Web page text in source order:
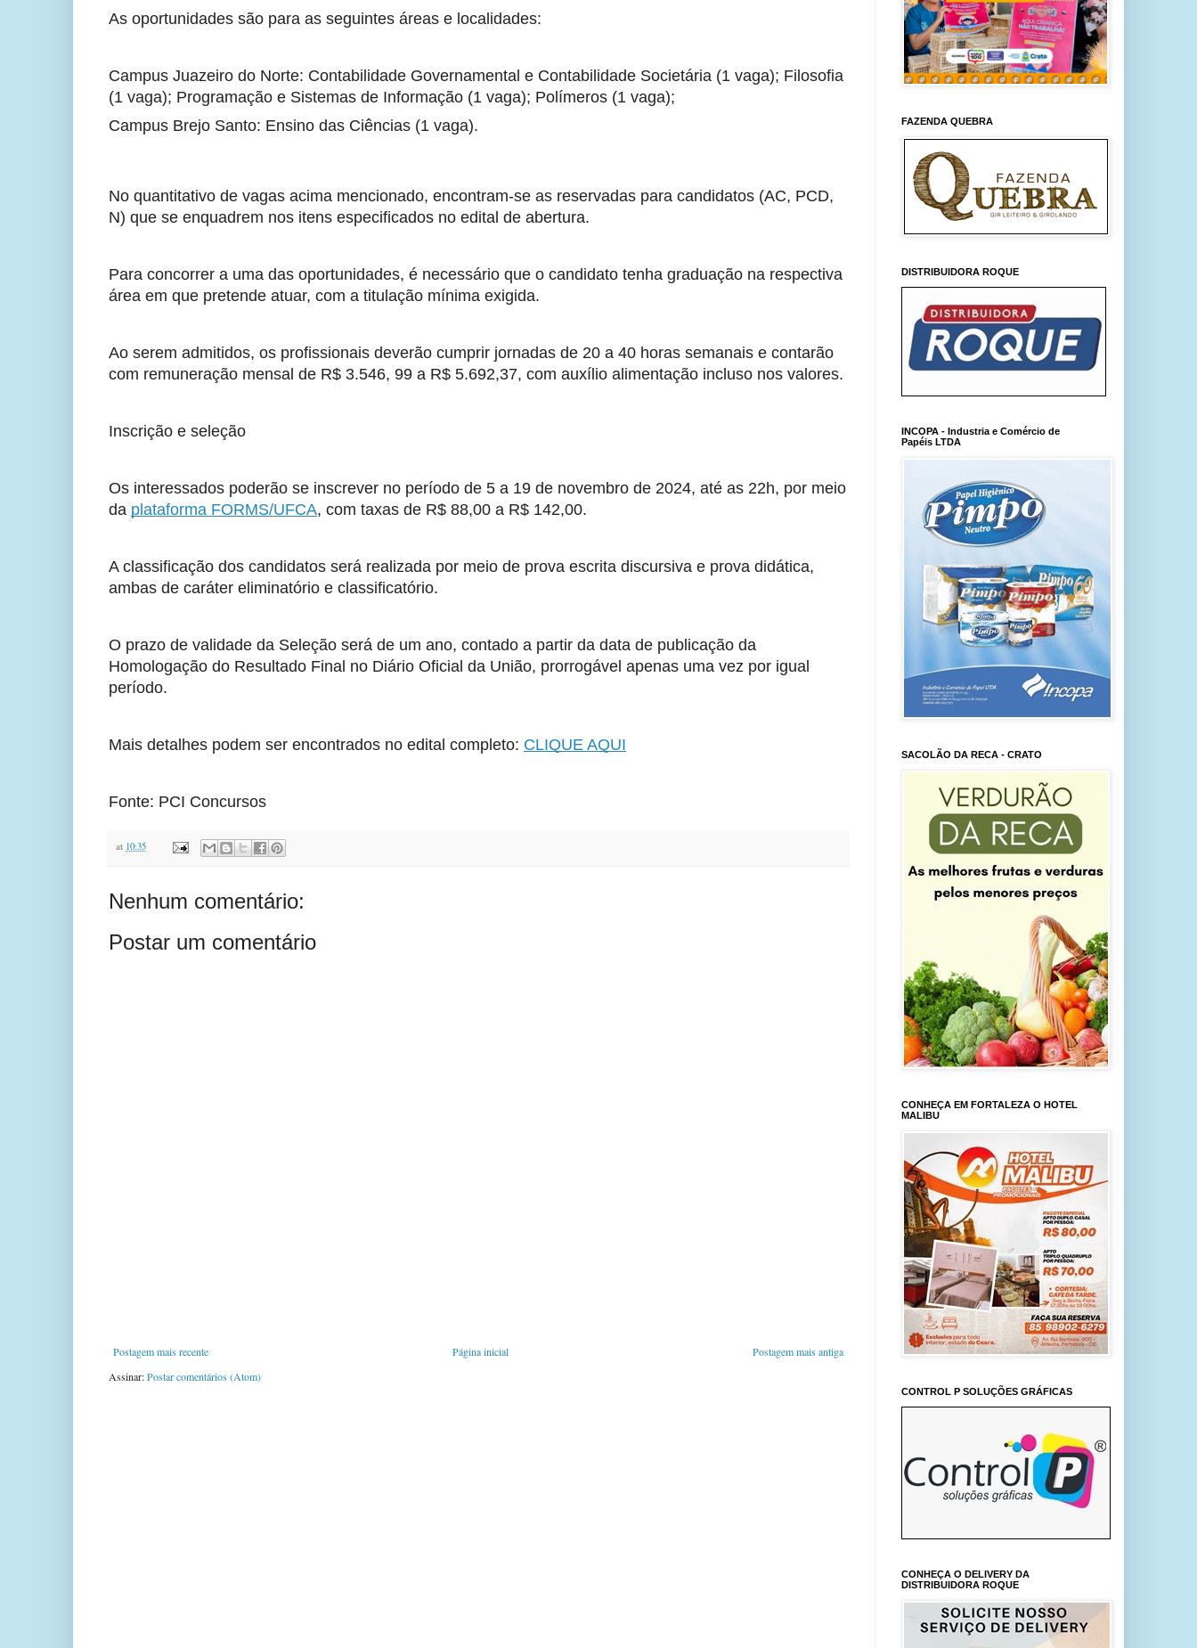
As oportunidades são para as seguintes áreas e localidades:
Campus Juazeiro do Norte: Contabilidade Governamental e Contabilidade Societária (1 vaga); Filosofia
(1 vaga); Programação e Sistemas de Informação (1 vaga); Polímeros (1 vaga);
Campus Brejo Santo: Ensino das Ciências (1 vaga).
No quantitativo de vagas acima mencionado, encontram-se as reservadas para candidatos (AC, PCD,
N) que se enquadrem nos itens especificados no edital de abertura.
Para concorrer a uma das oportunidades, é necessário que o candidato tenha graduação na respectiva
área em que pretende atuar, com a titulação mínima exigida.
Ao serem admitidos, os profissionais deverão cumprir jornadas de 20 a 40 horas semanais e contarão
com remuneração mensal de R$ 3.546, 99 a R$ 5.692,37, com auxílio alimentação incluso nos valores.
Inscrição e seleção
Os interessados poderão se inscrever no período de 5 a 19 de novembro de 2024, até as 22h, por meio
da plataforma FORMS/UFCA, com taxas de R$ 88,00 a R$ 142,00.
A classificação dos candidatos será realizada por meio de prova escrita discursiva e prova didática,
ambas de caráter eliminatório e classificatório.
O prazo de validade da Seleção será de um ano, contado a partir da data de publicação da
Homologação do Resultado Final no Diário Oficial da União, prorrogável apenas uma vez por igual
período.
Mais detalhes podem ser encontrados no edital completo: CLIQUE AQUI
Fonte: PCI Concursos
at 10:35
Nenhum comentário:
Postar um comentário
Postagem mais recente Postagem mais antiga
Página inicial
Assinar:Postar comentários (Atom)
FAZENDA QUEBRA
DISTRIBUIDORA ROQUE
INCOPA - Industria e Comércio de
Papéis LTDA
SACOLÃO DA RECA - CRATO
CONHEÇA EM FORTALEZA O HOTEL
MALIBU
CONTROL P SOLUÇÕES GRÁFICAS
CONHEÇA O DELIVERY DA
DISTRIBUIDORA ROQUE